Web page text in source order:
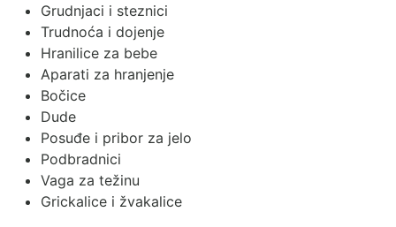
Grudnjaci i steznici
Trudnoća i dojenje
Hranilice za bebe
Aparati za hranjenje
Bočice
Dude
Posuđe i pribor za jelo
Podbradnici
Vaga za težinu
Grickalice i žvakalice